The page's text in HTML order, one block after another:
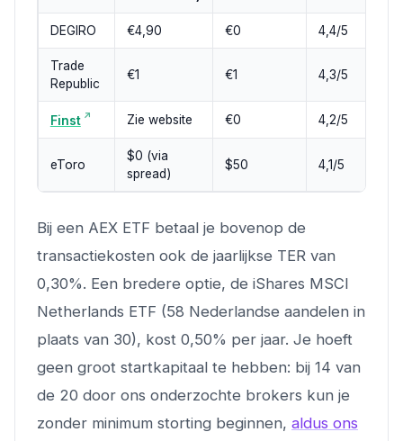
DEGIRO €4,90 €0 4,4/5
Trade
Republic
€1 €1 4,3/5
Finst Zie website €0 4,2/5
eToro
$0 (via
spread)
$50 4,1/5
Bij een AEX ETF betaal je bovenop de
transactiekosten ook de jaarlijkse TER van
0,30%. Een bredere optie, de iShares MSCI
Netherlands ETF (58 Nederlandse aandelen in
plaats van 30), kost 0,50% per jaar. Je hoeft
geen groot startkapitaal te hebben: bij 14 van
de 20 door ons onderzochte brokers kun je
zonder minimum storting beginnen, aldus ons